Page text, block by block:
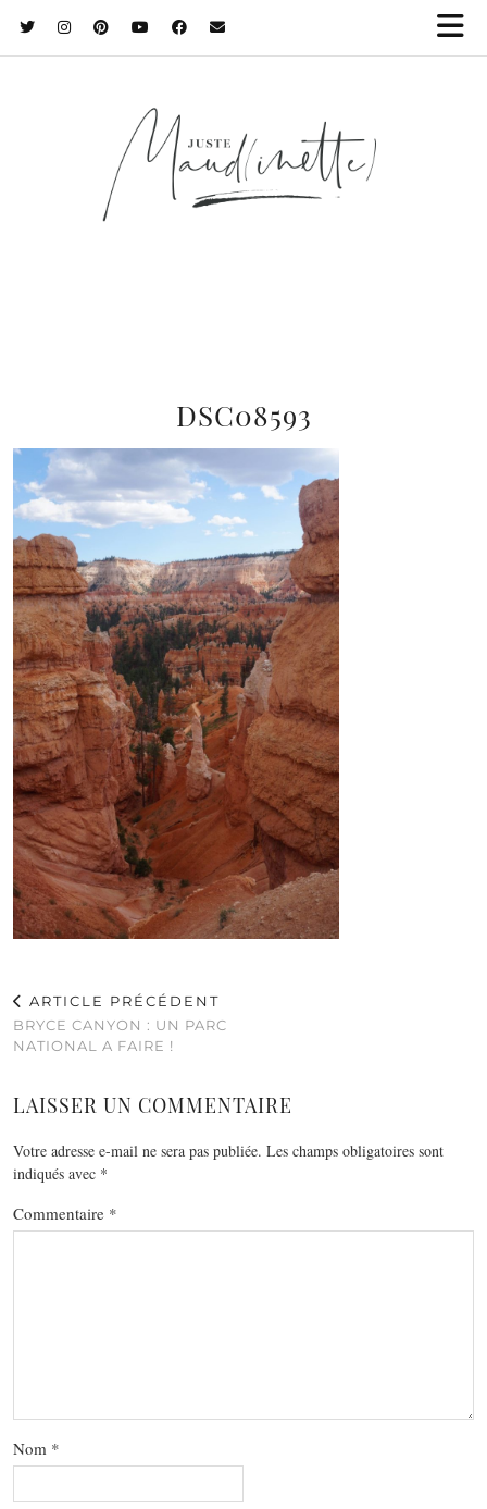
DSC08593
ARTICLE PRÉCÉDENT
BRYCE CANYON : UN PARC
NATIONAL A FAIRE !
LAISSER UN COMMENTAIRE
Votre adresse e-mail ne sera pas publiée. Les champs obligatoires sont
indiqués avec *
Commentaire *
Nom *